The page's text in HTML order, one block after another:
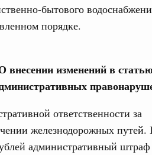
бытового
порядке.
внесении изменений в
ответственности за
железнодорожных путей.
административный штраф
Email